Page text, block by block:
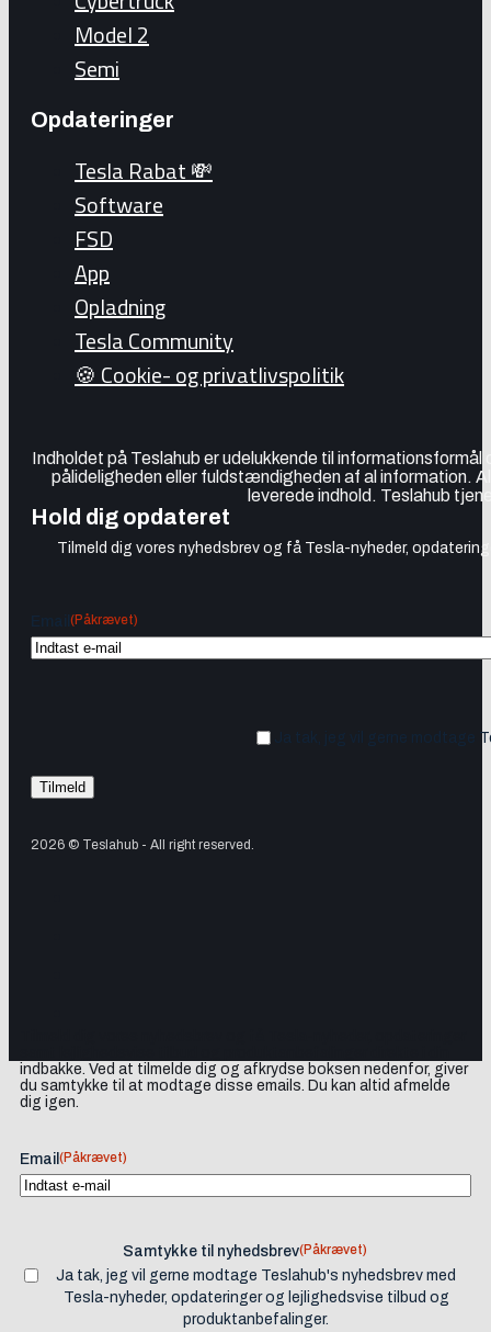
Model 2
Semi
Opdateringer
Tesla Rabat 💸
Software
FSD
App
Opladning
Tesla Community
🍪 Cookie- og privatlivspolitik
Indholdet på Teslahub er udelukkende til
pålideligheden eller fuldstændigheden af al information.
leverede indhold. Teslahub
Hold dig opdateret
Tilmeld dig vores nyhedsbrev og få Tesla-nyheder,
(Påkrævet)
Ja tak, jeg vil gerne modtage
2026 © Teslahub - All right reserved.
indbakke. Ved at tilmelde dig og afkrydse boksen nedenfor, giver
du samtykke til at modtage disse emails. Du kan altid afmelde
dig igen.
Email (Påkrævet)
Samtykke til nyhedsbrev(Påkrævet)
Ja tak, jeg vil gerne modtage Teslahub's nyhedsbrev med
Tesla-nyheder, opdateringer og lejlighedsvise tilbud og
produktanbefalinger.